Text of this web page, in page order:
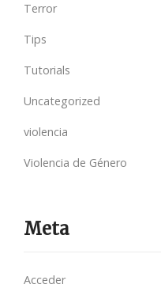
Terror
Tips
Tutorials
Uncategorized
violencia
Violencia de Género
Meta
Acceder